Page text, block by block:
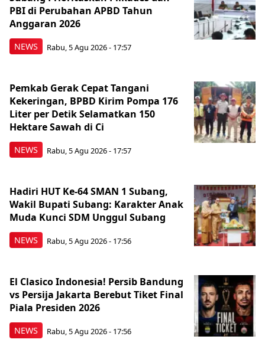
NEWS
PBI di Perubahan APBD Tahun
Anggaran 2026
Rabu, 5 Agu 2026 - 17:57
NEWS
Pemkab Gerak Cepat Tangani
Kekeringan, BPBD Kirim Pompa 176
Liter per Detik Selamatkan 150
Hektare Sawah di Ci
Rabu, 5 Agu 2026 - 17:57
NEWS
Hadiri HUT Ke-64 SMAN 1 Subang,
Wakil Bupati Subang: Karakter Anak
Muda Kunci SDM Unggul Subang
Rabu, 5 Agu 2026 - 17:56
NEWS
El Clasico Indonesia! Persib Bandung
vs Persija Jakarta Berebut Tiket Final
Piala Presiden 2026
Rabu, 5 Agu 2026 - 17:56